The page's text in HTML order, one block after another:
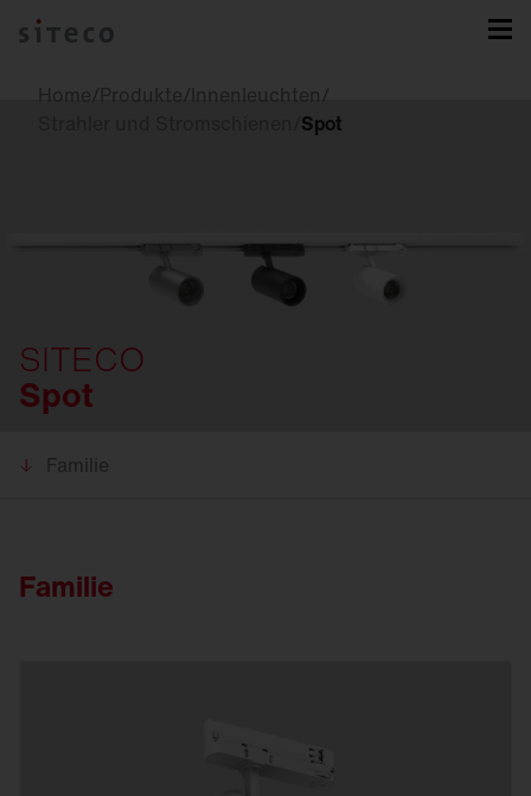
Home/Produkte/ Innenleuchten/
Spot
SITECO
Spot
Familie
Familie